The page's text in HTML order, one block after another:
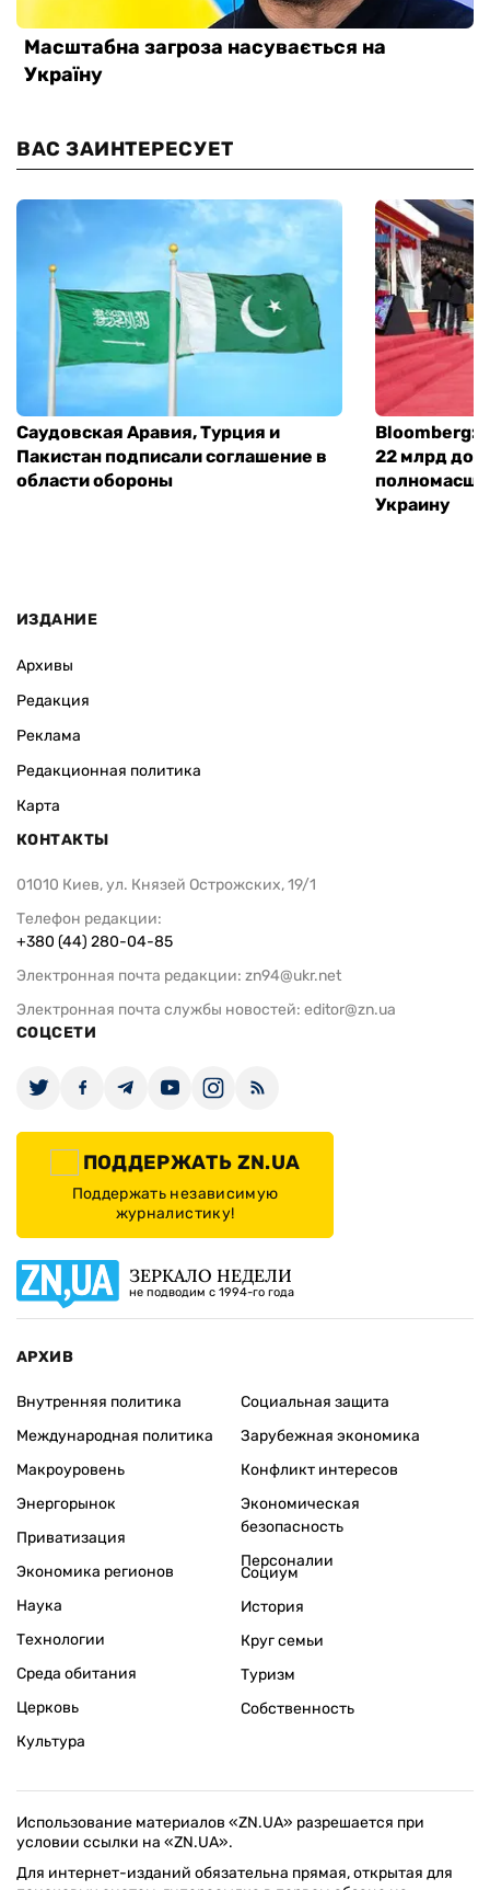
ВАС ЗАИНТЕРЕСУЕТ
Саудовская Аравия, Турция и
Пакистан подписали соглашение в
области обороны
Bloomberg:
22 млрд
Украину
ИЗДАНИЕ
Архивы
Редакция
Реклама
Редакционная политика
Карта
КОНТАКТЫ
01010 Киев, ул. Князей Острожских, 19/1
Телефон редакции:
+380 (44) 280-04-85
Электронная почта редакции: zn94@ukr.net
Электронная почта службы новостей: editor@zn.ua
СОЦСЕТИ
ПОДДЕРЖАТЬ ZN.UA
Поддержать независимую
журналистику!
ЗЕРКАЛО НЕДЕЛИ
не подводим с 1994-го года
АРХИВ
Внутренняя политика
Международная политика
Макроуровень
Энергорынок
Приватизация
Экономика регионов
Социальная защита
Зарубежная экономика
Конфликт интересов
Экономическая
безопасность
Персоналии
Наука
Технологии
Среда обитания
Церковь
Культура
Социум
История
Круг семьи
Туризм
Собственность
Использование материалов «ZN.UA» разрешается при
условии ссылки на «ZN.UA».
Для интернет-изданий обязательна прямая, открытая для